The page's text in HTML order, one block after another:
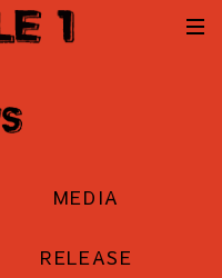
MEDIA
RELEASE